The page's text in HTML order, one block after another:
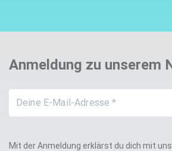
Anmeldung zu unserem
Mit der Anmeldung erklärst du dich mit